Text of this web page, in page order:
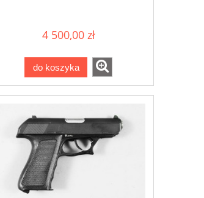
4 500,00 zł
do koszyka